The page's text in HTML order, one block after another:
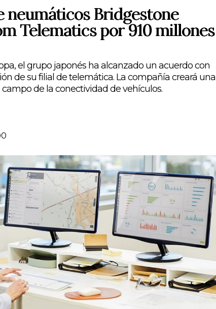
neumáticos Bridgestone
Telematics por 910 millones
el grupo japonés ha alcanzado un acuerdo con
de su filial de telemática. La compañía creará una
de la conectividad de vehículos.